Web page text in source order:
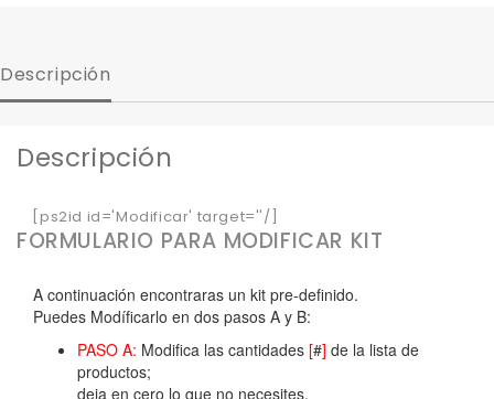
Descripción
Descripción
[ps2id id='Modificar' target=''/]
FORMULARIO PARA MODIFICAR KIT